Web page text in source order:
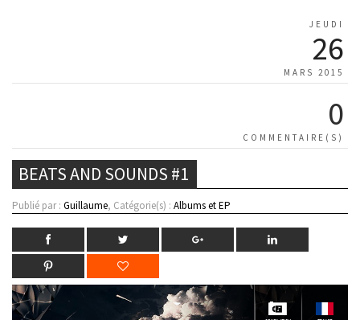
JEUDI
26
MARS 2015
0
COMMENTAIRE(S)
BEATS AND SOUNDS #1
Publié par : Guillaume, Catégorie(s) : Albums et EP